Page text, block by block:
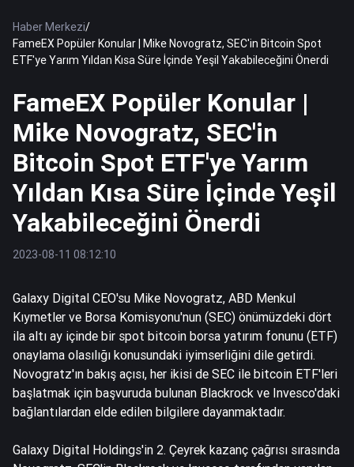
Haber Merkezi/
FameEX Popüler Konular | Mike Novogratz, SEC'in Bitcoin Spot
ETF'ye Yarım Yıldan Kısa Süre İçinde Yeşil Yakabileceğini Önerdi
FameEX Popüler Konular |
Mike Novogratz, SEC'in
Bitcoin Spot ETF'ye Yarım
Yıldan Kısa Süre İçinde Yeşil
Yakabileceğini Önerdi
2023-08-11 08:12:10
Galaxy Digital CEO'su Mike Novogratz, ABD Menkul
Kıymetler ve Borsa Komisyonu'nun (SEC) önümüzdeki dört
ila altı ay içinde bir spot bitcoin borsa yatırım fonunu (ETF)
onaylama olasılığı konusundaki iyimserliğini dile getirdi.
Novogratz'ın bakış açısı, her ikisi de SEC ile bitcoin ETF'leri
başlatmak için başvuruda bulunan Blackrock ve Invesco'daki
bağlantılardan elde edilen bilgilere dayanmaktadır.
Galaxy Digital Holdings'in 2. Çeyrek kazanç çağrısı sırasında